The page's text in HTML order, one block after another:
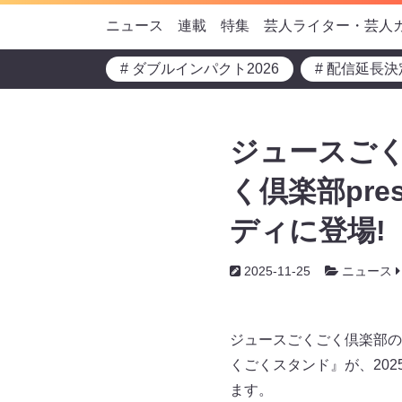
ニュース 連載 特集 芸人ライター・芸人
# ダブルインパクト2026 # 配信延長決
ジュースご
く倶楽部
ディに登場!
2025-11-25 ニュース
ジュースごくごく倶楽部
くごくスタンド』が、
ます。